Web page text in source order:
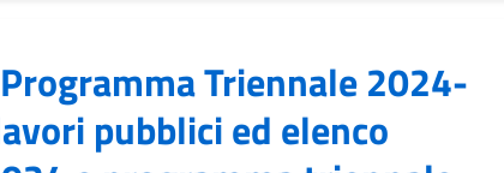
Triennale 2024-
pubblici ed elenco